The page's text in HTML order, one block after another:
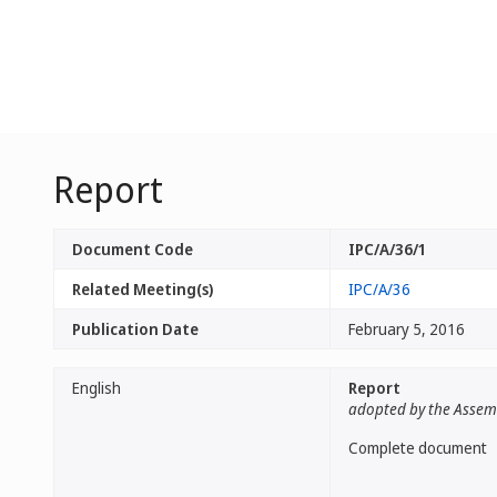
Report
Document Code
IPC/A/36/1
Related Meeting(s)
IPC/A/36
Publication Date
February 5, 2016
English
Report
adopted by the
Complete document